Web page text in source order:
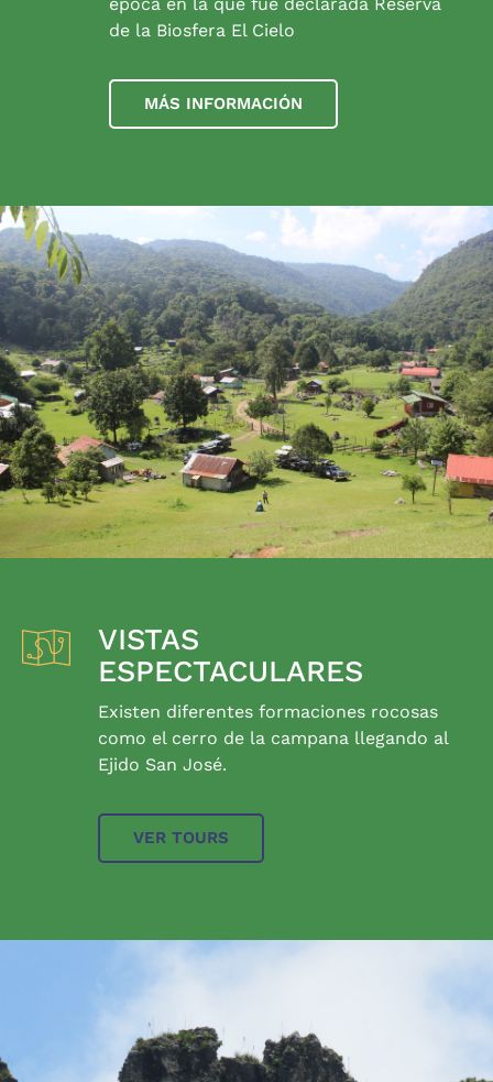
de la Biosfera El Cielo
MÁS INFORMACIÓN
VISTAS
ESPECTACULARES
Existen diferentes formaciones rocosas
como el cerro de la campana llegando al
Ejido San José.
VER TOURS